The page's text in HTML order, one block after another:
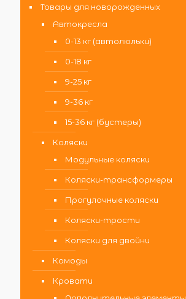
Товары для новорожденных
Автокресла
0-13 кг (автолюльки)
0-18 кг
9-25 кг
9-36 кг
15-36 кг (бустеры)
Коляски
Модульные коляски
Коляски-трансформеры
Прогулочные коляски
Коляски-трости
Коляски для двойни
Комоды
Кровати